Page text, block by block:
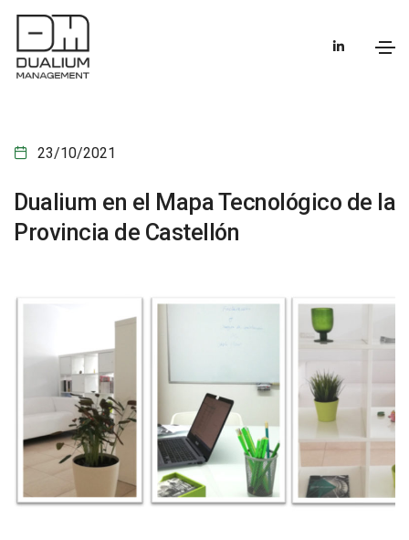
23/10/2021
Dualium en el Mapa Tecnológico de la
Provincia de Castellón